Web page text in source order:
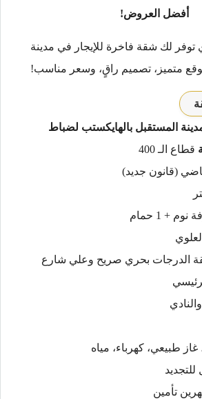
أفضل العروض!
توفر لك شقة فاخرة للإيجار في مدينة
متميز، تصميم راقٍ، وسعر مناسب!
المستقبل بالهايكستب لضباط
قطاع الـ 400
(قانون جديد)
الدرجات بحري صريح وعلي شارع
غاز طبيعي، كهرباء، مياه
تأمين